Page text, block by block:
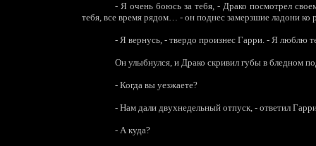
- Я очень боюсь за тебя, - Драко посмотрел
тебя, все время рядом… - он поднес замерзшие ладони ко
- Я вернусь, - твердо произнес Гарри. - Я
Он улыбнулся, и Драко скривил губы в бледном
- Когда вы уезжаете?
- Нам дали двухнедельный отпуск, - ответил
- А куда?